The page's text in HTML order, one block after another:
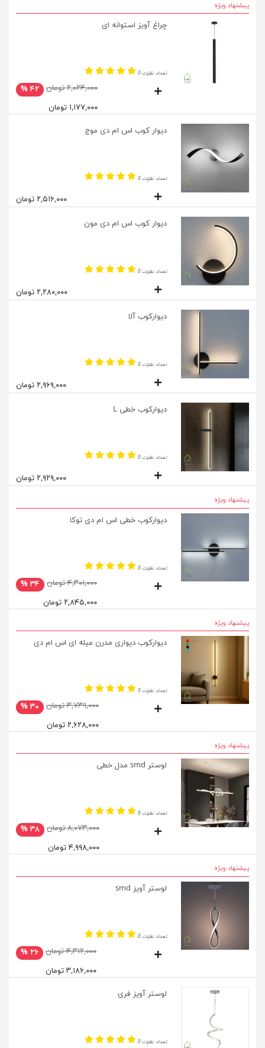
پیشنهاد ویژه
چراغ آویز استوانه ای
تعداد نظرات 0
۲,۰۲۴,۰۰۰ تومان
۴۲ %
۱,۱۷۷,۰۰۰ تومان
دیوار کوب اس ام دی موج
تعداد نظرات 0
۲,۵۱۶,۰۰۰ تومان
دیوار کوب اس ام دی مون
تعداد نظرات 0
۲,۲۸۰,۰۰۰ تومان
دیوارکوب آلا
تعداد نظرات 0
۲,۹۶۹,۰۰۰ تومان
دیوارکوب خطی L
تعداد نظرات 0
۲,۹۲۹,۰۰۰ تومان
پیشنهاد ویژه
دیوارکوب خطی اس ام دی توکا
تعداد نظرات 0
۴,۳۰۱,۰۰۰ تومان
۳۴ %
۲,۸۴۵,۰۰۰ تومان
پیشنهاد ویژه
دیوارکوب دیواری مدرن میله ای اس ام دی
تعداد نظرات 0
۳,۷۳۹,۰۰۰ تومان
۳۰ %
۲,۶۲۸,۰۰۰ تومان
پیشنهاد ویژه
لوستر smd مدل خطی
تعداد نظرات 0
۸,۰۷۳,۰۰۰ تومان
۳۸ %
۴,۹۹۸,۰۰۰ تومان
پیشنهاد ویژه
لوستر آویز smd
تعداد نظرات 0
۴,۳۱۲,۰۰۰ تومان
۲۶ %
۳,۱۸۶,۰۰۰ تومان
لوستر آویز فری
تعداد نظرات 0